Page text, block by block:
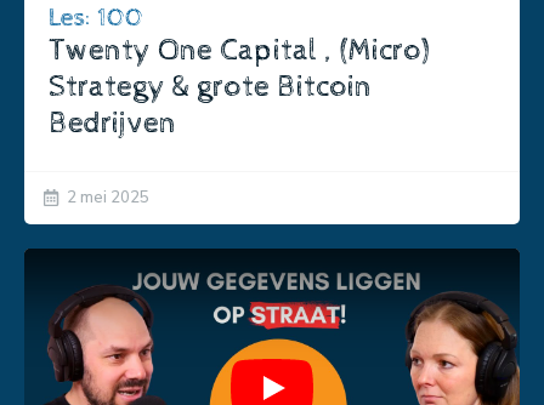
Les: 100
Twenty One Capital , (Micro)
Strategy & grote Bitcoin
Bedrijven
2 mei 2025
Play